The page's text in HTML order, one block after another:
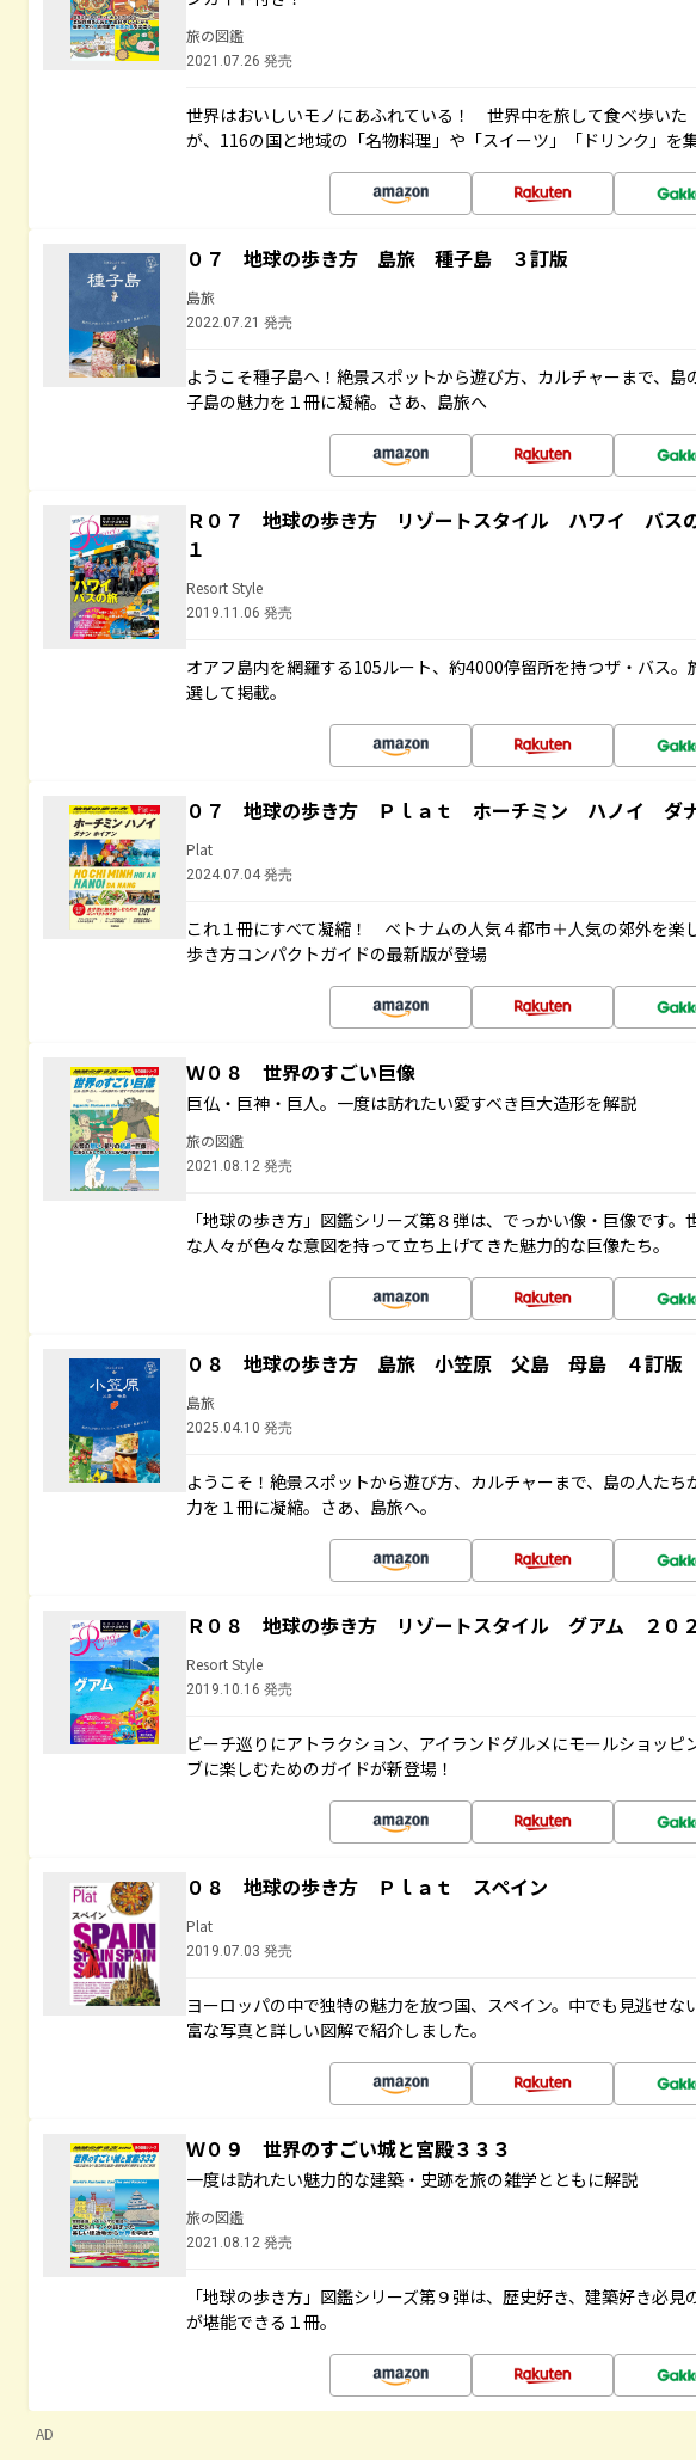
旅の図鑑
2021.07.26 発売
世界はおいしいモノにあふれている！ 世界中を旅して食べ歩いた
が、116の国と地域の「名物料理」や「スイーツ」「ドリンク」を集
０７ 地球の歩き方 島旅 種子島 ３訂版
島旅
2022.07.21 発売
ようこそ種子島へ！絶景スポットから遊び方、カルチャーまで、島
子島の魅力を１冊に凝縮。さあ、島旅へ
Ｒ０７ 地球の歩き方 リゾートスタイル ハワイ バス
１
Resort Style
2019.11.06 発売
オアフ島内を網羅する105ルート、約4000停留所を持つザ・バス
選して掲載。
０７ 地球の歩き方 Ｐｌａｔ ホーチミン ハノイ ダ
Plat
2024.07.04 発売
これ１冊にすべて凝縮！ ベトナムの人気４都市＋人気の郊外を楽
歩き方コンパクトガイドの最新版が登場
Ｗ０８ 世界のすごい巨像
巨仏・巨神・巨人。一度は訪れたい愛すべき巨大造形を解説
旅の図鑑
2021.08.12 発売
「地球の歩き方」図鑑シリーズ第８弾は、でっかい像・巨像です。
な人々が色々な意図を持って立ち上げてきた魅力的な巨像たち。
０８ 地球の歩き方 島旅 小笠原 父島 母島 ４訂版
島旅
2025.04.10 発売
ようこそ！絶景スポットから遊び方、カルチャーまで、島の人たち
力を１冊に凝縮。さあ、島旅へ。
Ｒ０８ 地球の歩き方 リゾートスタイル グアム ２０２
Resort Style
2019.10.16 発売
ビーチ巡りにアトラクション、アイランドグルメにモールショッピ
ブに楽しむためのガイドが新登場！
０８ 地球の歩き方 Ｐｌａｔ スペイン
Plat
2019.07.03 発売
ヨーロッパの中で独特の魅力を放つ国、スペイン。中でも見逃せな
富な写真と詳しい図解で紹介しました。
Ｗ０９ 世界のすごい城と宮殿３３３
一度は訪れたい魅力的な建築・史跡を旅の雑学とともに解説
旅の図鑑
2021.08.12 発売
「地球の歩き方」図鑑シリーズ第９弾は、歴史好き、建築好き必見
が堪能できる１冊。
AD